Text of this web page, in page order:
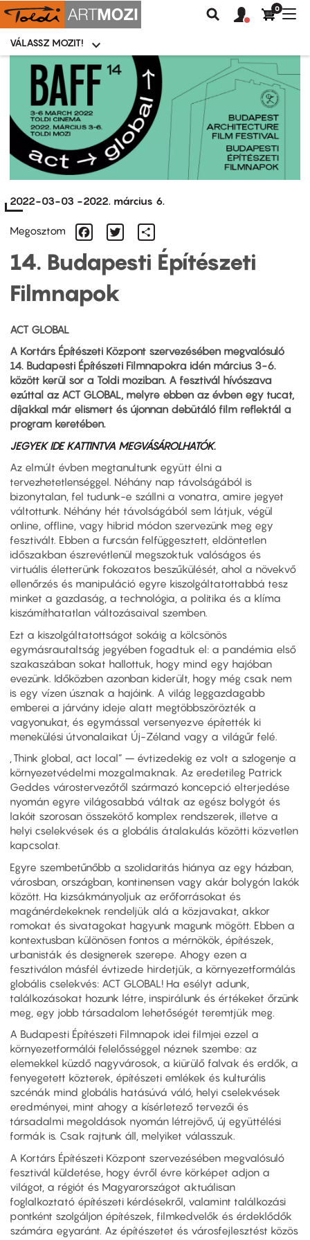
tartalomra
Moziválasztó
menü
VÁLASSZ MOZIT!
Keresés
Felhasználói
fiók
0
2022-03-03 -2022. március 6.
Megosztom Facebook
Twitter
14. Budapesti Építészeti
Filmnapok
ACT GLOBAL
A Kortárs Építészeti Központ szervezésében megvalósuló
14. Budapesti Építészeti Filmnapokra idén március 3-6.
között kerül sor a Toldi moziban. A fesztivál hívószava
ezúttal az ACT GLOBAL, melyre ebben az évben egy tucat,
díjakkal már elismert és újonnan debütáló film reflektál a
program keretében.
JEGYEK IDE KATTINTVA MEGVÁSÁROLHATÓK.
Az elmúlt évben megtanultunk együtt élni a
tervezhetetlenséggel. Néhány nap távolságából is
bizonytalan, fel tudunk-e szállni a vonatra, amire jegyet
váltottunk. Néhány hét távolságából sem látjuk, végül
online, offline, vagy hibrid módon szervezünk meg egy
fesztivált. Ebben a furcsán felfüggesztett, eldöntetlen
időszakban észrevétlenül megszoktuk valóságos és
virtuális életterünk fokozatos beszűkülését, ahol a növekvő
ellenőrzés és manipuláció egyre kiszolgáltatottabbá tesz
minket a gazdaság, a technológia, a politika és a klíma
kiszámíthatatlan változásaival szemben.
Ezt a kiszolgáltatottságot sokáig a kölcsönös
egymásrautaltság jegyében fogadtuk el: a pandémia első
szakaszában sokat hallottuk, hogy mind egy hajóban
evezünk. Időközben azonban kiderült, hogy még csak nem
is egy vízen úsznak a hajóink. A világ leggazdagabb
emberei a járvány ideje alatt megtöbbszörözték a
vagyonukat, és egymással versenyezve építették ki
menekülési útvonalaikat Új-Zéland vagy a világűr felé.
„Think global, act local” – évtizedekig ez volt a szlogenje a
környezetvédelmi mozgalmaknak. Az eredetileg Patrick
Geddes várostervezőtől származó koncepció elterjedése
nyomán egyre világosabbá váltak az egész bolygót és
lakóit szorosan összekötő komplex rendszerek, illetve a
helyi cselekvések és a globális átalakulás közötti közvetlen
kapcsolat.
Egyre szembetűnőbb a szolidaritás hiánya az egy házban,
városban, országban, kontinensen vagy akár bolygón lakók
között. Ha kizsákmányoljuk az erőforrásokat és
magánérdekeknek rendeljük alá a közjavakat, akkor
romokat és sivatagokat hagyunk magunk mögött. Ebben a
kontextusban különösen fontos a mérnökök, építészek,
urbanisták és designerek szerepe. Ahogy ezen a
fesztiválon másfél évtizede hirdetjük, a környezetformálás
globális cselekvés: ACT GLOBAL! Ha esélyt adunk,
találkozásokat hozunk létre, inspirálunk és értékeket őrzünk
meg, egy jobb társadalom lehetőségét teremtjük meg.
A Budapesti Építészeti Filmnapok idei filmjei ezzel a
környezetformálói felelősséggel néznek szembe: az
elemekkel küzdő nagyvárosok, a kiürülő falvak és erdők, a
fenyegetett közterek, építészeti emlékek és kulturális
szcénák mind globális hatásúvá váló, helyi cselekvések
eredményei, mint ahogy a kísérletező tervezői és
társadalmi megoldások nyomán létrejövő, új együttélési
formák is. Csak rajtunk áll, melyiket válasszuk.
A Kortárs Építészeti Központ szervezésében megvalósuló
fesztivál küldetése, hogy évről évre körképet adjon a
világot, a régiót és Magyarországot aktuálisan
foglalkoztató építészeti kérdésekről, valamint találkozási
pontként szolgáljon építészek, filmkedvelők és érdeklődők
számára egyaránt. Az építészetet és városfejlesztést közös